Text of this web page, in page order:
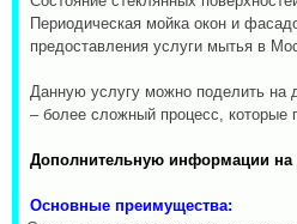
Периодическая мойка окон и
предоставления услуги мытья в
Данную услугу можно поделить на
– более сложный процесс, которые
Дополнительную информации на
Основные преимущества: